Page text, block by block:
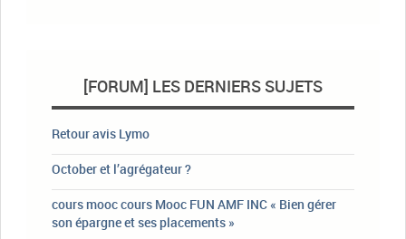
[FORUM] LES DERNIERS SUJETS
Retour avis Lymo
October et l’agrégateur ?
cours mooc cours Mooc FUN AMF INC « Bien gérer
son épargne et ses placements »